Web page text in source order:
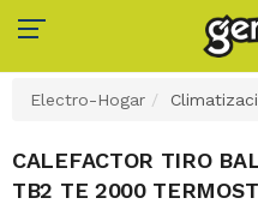
Electro-Hogar
CALEFACTOR TIRO
TB2 TE 2000 TERMOST